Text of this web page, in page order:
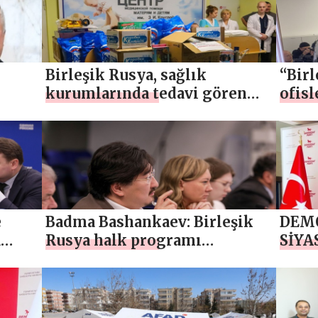
Birleşik Rusya, sağlık
kurumlarında tedavi gören
için
Badma Bashankaev: Birleşik
Rusya halk programı
finansmanı 7,2 trilyon rubleye
çıkacak